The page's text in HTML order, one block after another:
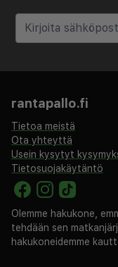
rantapallo.fi
Tietoa meistä
Ota yhteyttä
Usein kysytyt
Tietosuojakäytäntö
Olemme hakukone,
tehdään sen
hakukoneidemme